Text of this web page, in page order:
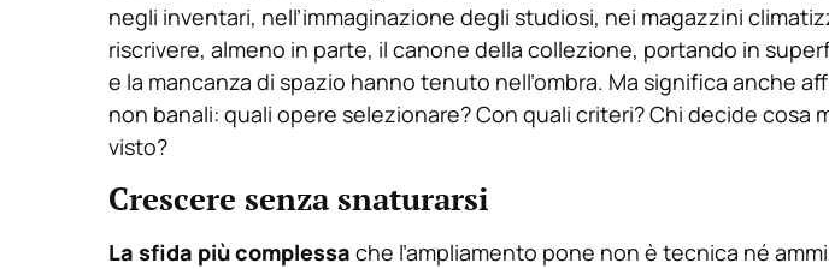
negli inventari, nell’immaginazione degli studiosi, nei magazzini
riscrivere, almeno in parte, il canone della collezione, portando in
e la mancanza di spazio hanno tenuto nell’ombra. Ma significa anche
non banali: quali opere selezionare? Con quali criteri? Chi decide cosa
visto?
Crescere senza snaturarsi
La sfida più complessa che l’ampliamento pone non è tecnica né